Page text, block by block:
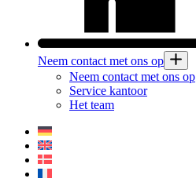
Neem contact met ons op
Neem contact met ons op
Service kantoor
Het team